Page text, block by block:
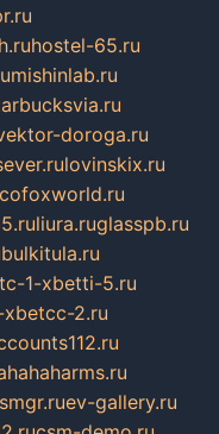
hostel-65.ru
mishinlab.ru
doroga.ru
lovinskix.ru
liura.ruglasspb.ru
bulkitula.ru
1-xbetti-5.ru
2.ru
ev-gallery.ru